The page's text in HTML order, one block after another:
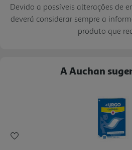
Devido a possíveis alterações de
deverá considerar sempre a
produto que
A Auchan